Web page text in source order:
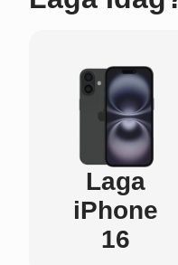
Laga
iPhone
16